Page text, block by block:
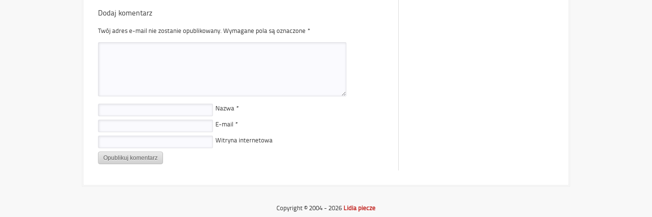
Dodaj komentarz
Twój adres e-mail nie zostanie opublikowany. Wymagane pola są oznaczone *
Nazwa *
E-mail *
Witryna internetowa
Copyright © 2004 - 2026 Lidia piecze